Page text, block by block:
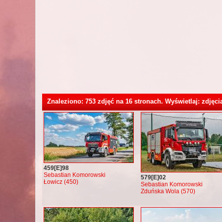
Znaleziono: 753 zdjęć na 16 stronach. Wyświetlaj:
459[E]98
Sebastian Komorowski
Łowicz (450)
579[E]02
Sebastian Komorowski
Zduńska Wola (570)